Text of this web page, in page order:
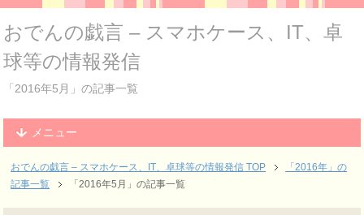
おでんの戯言 – スマホケース、IT、卓
球等の情報発信
「2016年5月」の記事一覧
メニュー
おでんの戯言 – スマホケース、IT、卓球等の情報発信 TOP
「2016年」の
記事一覧
「2016年5月」の記事一覧